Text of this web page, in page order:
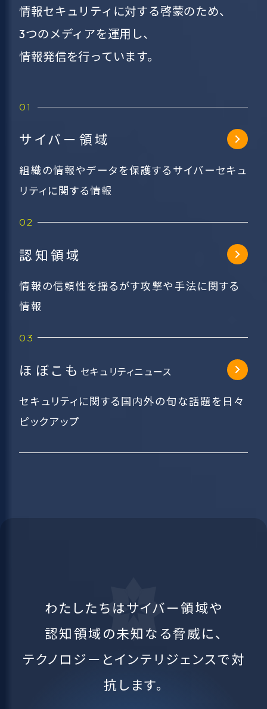
情報セキュリティに対する啓蒙のため、
3つのメディアを運用し、
情報発信を行っています。
サイバー領域
組織の情報やデータを保護するサイバーセキュ
リティに関する情報
認知領域
情報の信頼性を揺るがす攻撃や手法に関する
情報
ほぼこも セキュリティニュース
セキュリティに関する国内外の旬な話題を日々
ピックアップ
わたしたちはサイバー領域や
認知領域の未知なる脅威に、
テクノロジーとインテリジェンスで対
抗します。